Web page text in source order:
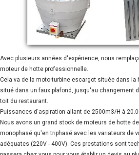
Avec plusieurs années d'expérience, nous
moteur de hotte professionnelle.
Cela va de la moto-turbine escargot située dans
situé dans un faux plafond, jusqu'au changement
toit du restaurant.
Puissances d'aspiration allant de 2500m3/H à
Nous avons un grand stock de moteurs de hotte
monophasé qu'en triphasé avec les variateurs de
adéquates (220V - 400V). Ces prestations sont